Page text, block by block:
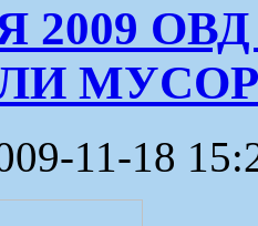
2009
11-18